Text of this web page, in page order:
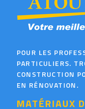
POUR LES
PARTICULIERS.
CONSTRUCTION
EN RÉNOVATION.
MATÉRIAUX